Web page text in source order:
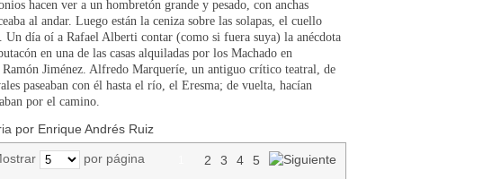
hacen ver a un hombretón grande y pesado, con anchas
al andar. Luego están la ceniza sobre las solapas, el cuello
Un día oí a Rafael Alberti contar (como si fuera suya) la anécdota
en una de las casas alquiladas por los Machado en
Ramón Jiménez. Alfredo Marqueríe, un antiguo crítico teatral, de
paseaban con él hasta el río, el Eresma; de vuelta, hacían
por el camino.
por Enrique Andrés Ruiz
por página 2 3 4 5